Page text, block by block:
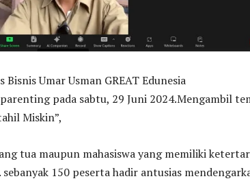
Umar Usman GREAT Edunesia
pada sabtu, 29 Juni 2024.Mengambil
Miskin”,
tua maupun mahasiswa yang memiliki
150 peserta hadir antusias